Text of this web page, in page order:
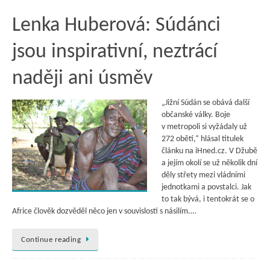
Lenka Huberová: Súdánci
jsou inspirativní, neztrácí
naději ani úsměv
„Jižní Súdán se obává další
občanské války. Boje
v metropoli si vyžádaly už
272 obětí,“ hlásal titulek
článku na iHned.cz. V Džubě
a jejím okolí se už několik dní
děly střety mezi vládními
jednotkami a povstalci. Jak
to tak bývá, i tentokrát se o
Africe člověk dozvěděl něco jen v souvislosti s násilím.…
Continue reading